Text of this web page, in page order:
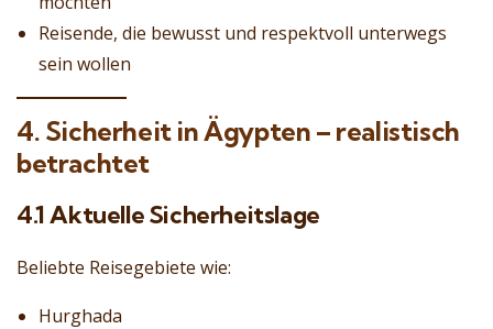
Reisende, die bewusst und respektvoll unterwegs
sein wollen
4. Sicherheit in Ägypten – realistisch
betrachtet
4.1 Aktuelle Sicherheitslage
Beliebte Reisegebiete wie:
Hurghada